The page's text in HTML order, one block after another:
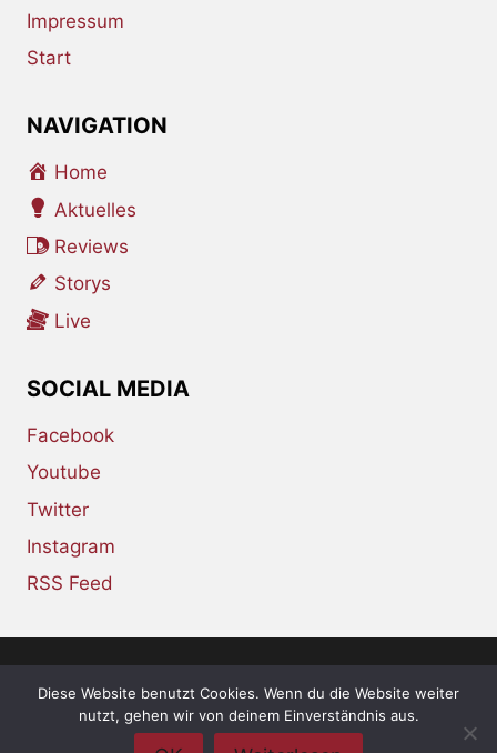
Impressum
Start
NAVIGATION
Home
Aktuelles
Reviews
Storys
Live
SOCIAL MEDIA
Facebook
Youtube
Twitter
Instagram
RSS Feed
© 2026 whiskey-soda.de - the alternative
magazine •Impressum•Datenschutzerklärung
Diese Website benutzt Cookies. Wenn du die Website weiter
nutzt, gehen wir von deinem Einverständnis aus.